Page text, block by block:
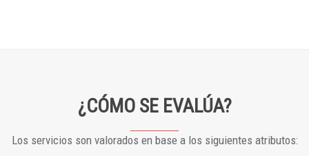
¿CÓMO SE EVALÚA?
Los servicios son valorados en base a los siguientes atributos: